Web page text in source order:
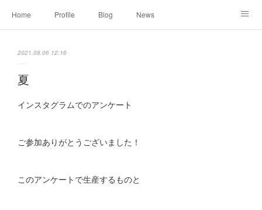
Home Profile Blog News
2021.08.06 12:16
夏
インスタグラムでのアンケート
ご参加ありがとうございました！
このアンケートで生産するものと